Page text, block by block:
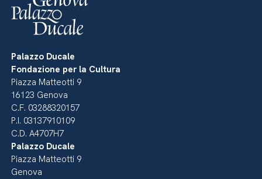
Palazzo Ducale
Fondazione per la Cultura
Piazza Matteotti 9
16123 Genova
C.F. 03288320157
P.I. 03137910109
C.D. A4707H7
Palazzo Ducale
Piazza Matteotti 9
Genova